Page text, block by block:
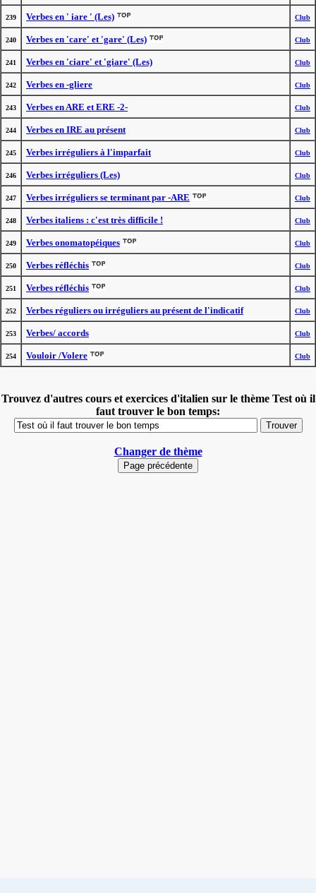
239 Verbes en ' iare ' (Les) Club
240 Verbes en 'care' et 'gare' (Les) Club
241 Verbes en 'ciare' et 'giare' (Les) Club
242 Verbes en -gliere Club
243 Verbes en ARE et ERE -2- Club
244 Verbes en IRE au présent Club
245 Verbes irréguliers à l'imparfait Club
246 Verbes irréguliers (Les) Club
247 Verbes irréguliers se terminant par -ARE Club
248 Verbes italiens : c'est très difficile ! Club
249 Verbes onomatopéiques Club
250 Verbes réfléchis Club
251 Verbes réfléchis Club
252 Verbes réguliers ou irréguliers au présent de l'indicatif Club
253 Verbes/ accords Club
254 Vouloir /Volere Club
Trouvez d'autres cours et exercices d'italien sur le thème Test où il
faut trouver le bon temps:
Changer de thème